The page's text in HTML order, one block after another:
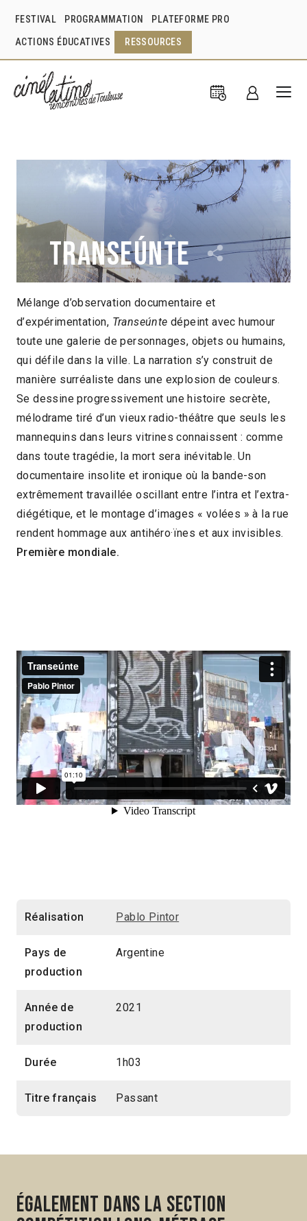
FESTIVAL PROGRAMMATION PLATEFORME PRO
ACTIONS ÉDUCATIVES RESSOURCES
Transeúnte
Pablo Pintor Argentine 2021
1h03
2021 > Compétition Long-métrage
documentaire
Mélange d’observation documentaire et
d’expérimentation, Transeúntedépeint avec humour
toute une galerie de personnages, objets ou humains,
qui défile dans la ville. La narration s’y construit de
manière surréaliste dans une explosion de couleurs.
Se dessine progressivement une histoire secrète,
mélodrame tiré d’un vieux radio-théâtre que seuls les
mannequins dans leurs vitrines connaissent : comme
dans toute tragédie, la mort sera inévitable. Un
documentaire insolite et ironique où la bande-son
extrêmement travaillée oscillant entre l’intra et l’extra-
diégétique, et le montage d’images « volées » à la rue
rendent hommage aux antihéro·ïnes et aux invisibles.
Première mondiale.
Réalisation Pablo Pintor
Pays de
production
Argentine
Année de
production
2021
Durée 1h03
Titre français Passant
Également dans la section